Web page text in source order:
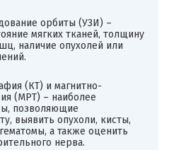
орбиты (УЗИ) –
мягких тканей, толщину
наличие опухолей или
(КТ) и магнитно-
(МРТ) – наиболее
позволяющие
выявить опухоли, кисты,
а также оценить
нерва.